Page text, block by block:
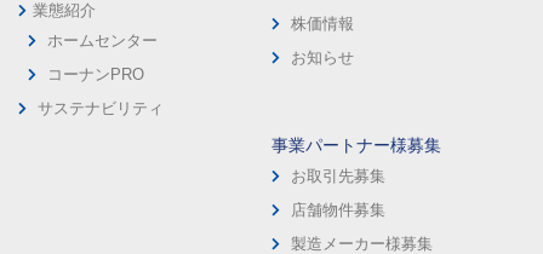
業態紹介
ホームセンター
コーナンPRO
サステナビリティ
株価情報
お知らせ
事業パートナー様募集
お取引先募集
店舗物件募集
製造メーカー様募集